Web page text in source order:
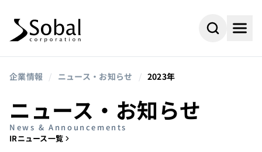
企業情報 / ニュース・お知らせ / 2023年
ニュース・お知らせ
News & Announcements
IRニュース一覧